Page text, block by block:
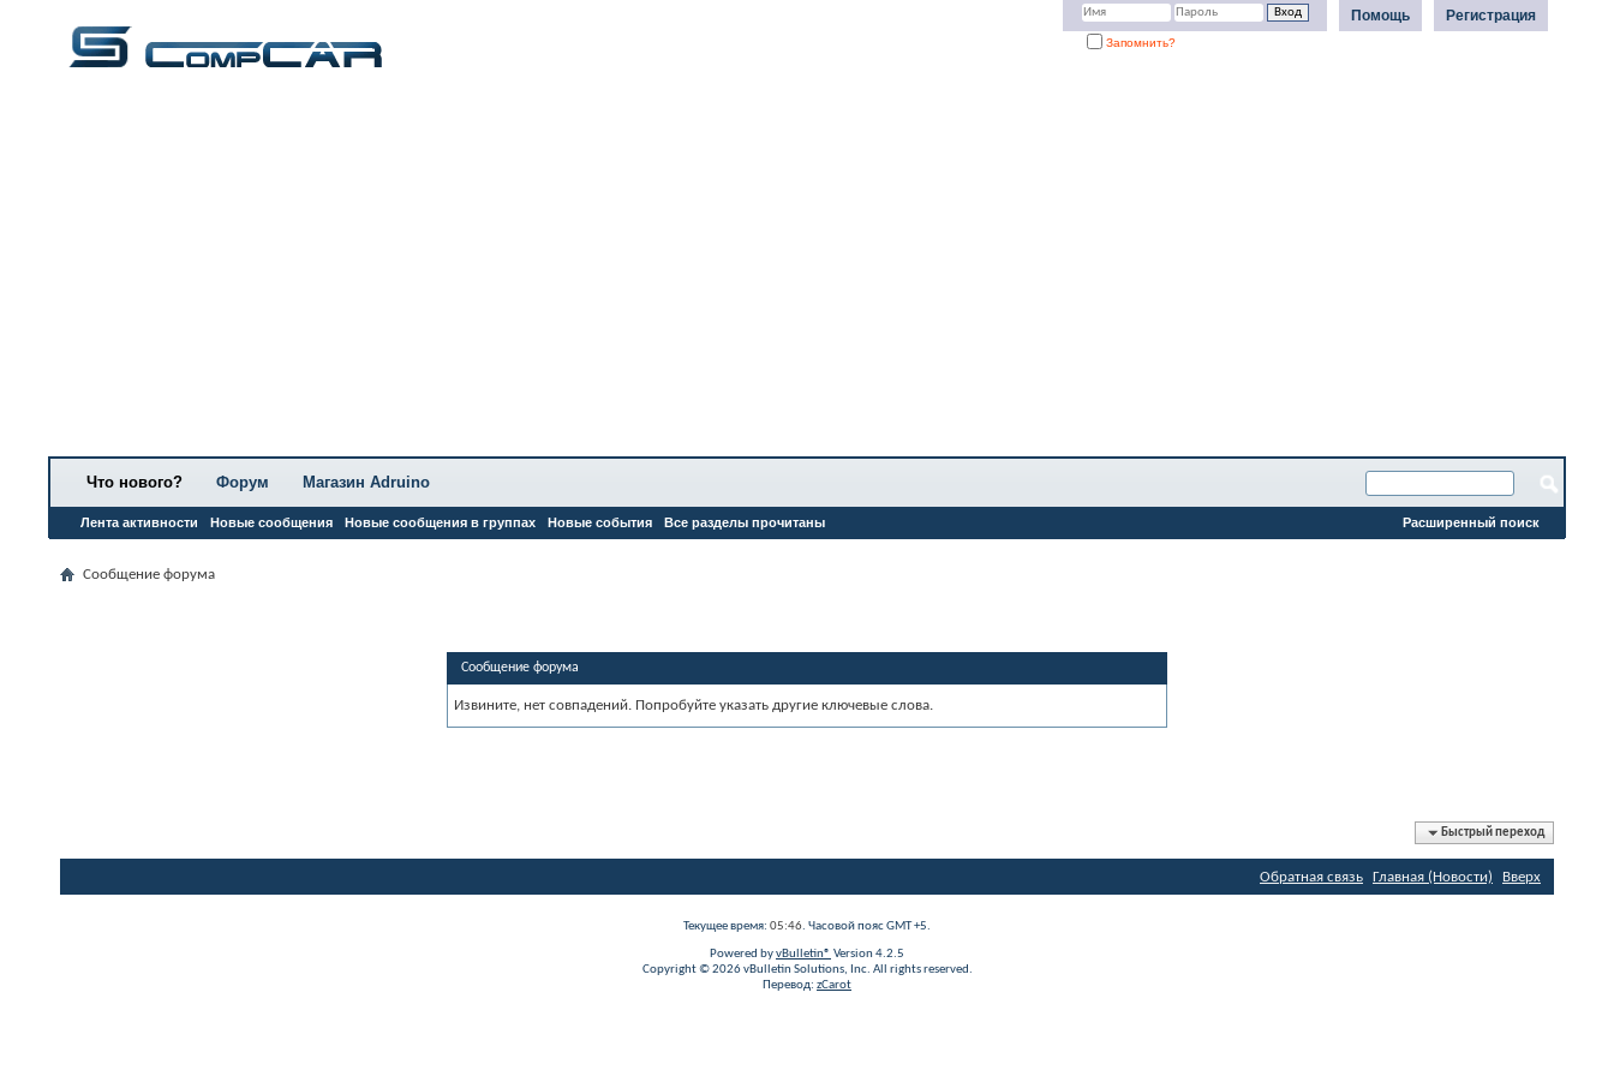
Регистрация
Помощь
Запомнить?
Что нового?
Лента активности Новые сообщения Новые сообщения в группах Новые события Все разделы прочитаны
Форум Магазин Adruino
Расширенный поиск
Сообщение форума
Сообщение форума
Извините, нет совпадений. Попробуйте указать другие ключевые слова.
Быстрый переход
Обратная связь Главная (Новости) Вверх
Текущее время: 05:46. Часовой пояс GMT +5.
Powered byvBulletin® Version 4.2.5
Copyright © 2026 vBulletin Solutions, Inc. All rights reserved.
Перевод: zCarot